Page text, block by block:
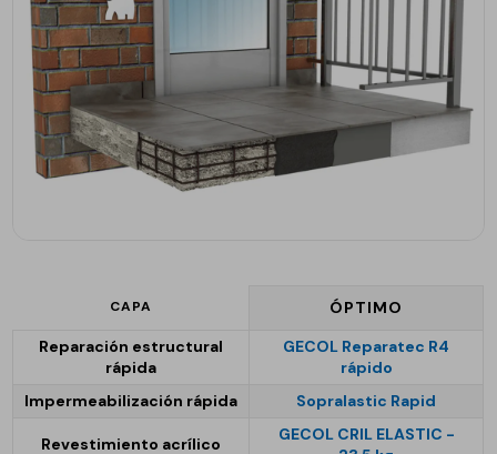
CAPA
ÓPTIMO
Reparación estructural
rápida
GECOL Reparatec R4
rápido
Impermeabilización rápida
Sopralastic Rapid
Revestimiento acrílico
GECOL CRIL ELASTIC -